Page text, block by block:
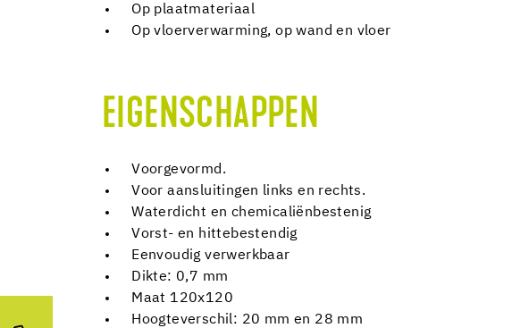
Op plaatmateriaal
Op vloerverwarming, op wand en vloer
EIGENSCHAPPEN
Voorgevormd.
Voor aansluitingen links en rechts.
Waterdicht en chemicaliënbestenig
Vorst- en hittebestendig
Eenvoudig verwerkbaar
Dikte: 0,7 mm
Maat 120x120
Hoogteverschil: 20 mm en 28 mm